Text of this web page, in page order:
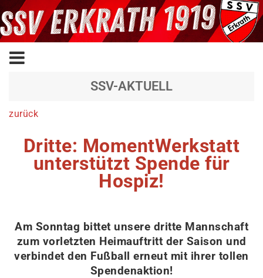
SSV-AKTUELL
zurück
Dritte: MomentWerkstatt
unterstützt Spende für
Hospiz!
Am Sonntag bittet unsere dritte Mannschaft
zum vorletzten Heimauftritt der Saison und
verbindet den Fußball erneut mit ihrer tollen
Spendenaktion!